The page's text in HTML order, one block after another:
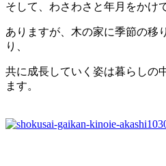
そして、わさわさと年月をかけ
ありますが、木の家に季節の移
り、
共に成長していく姿は暮らしの
ます。